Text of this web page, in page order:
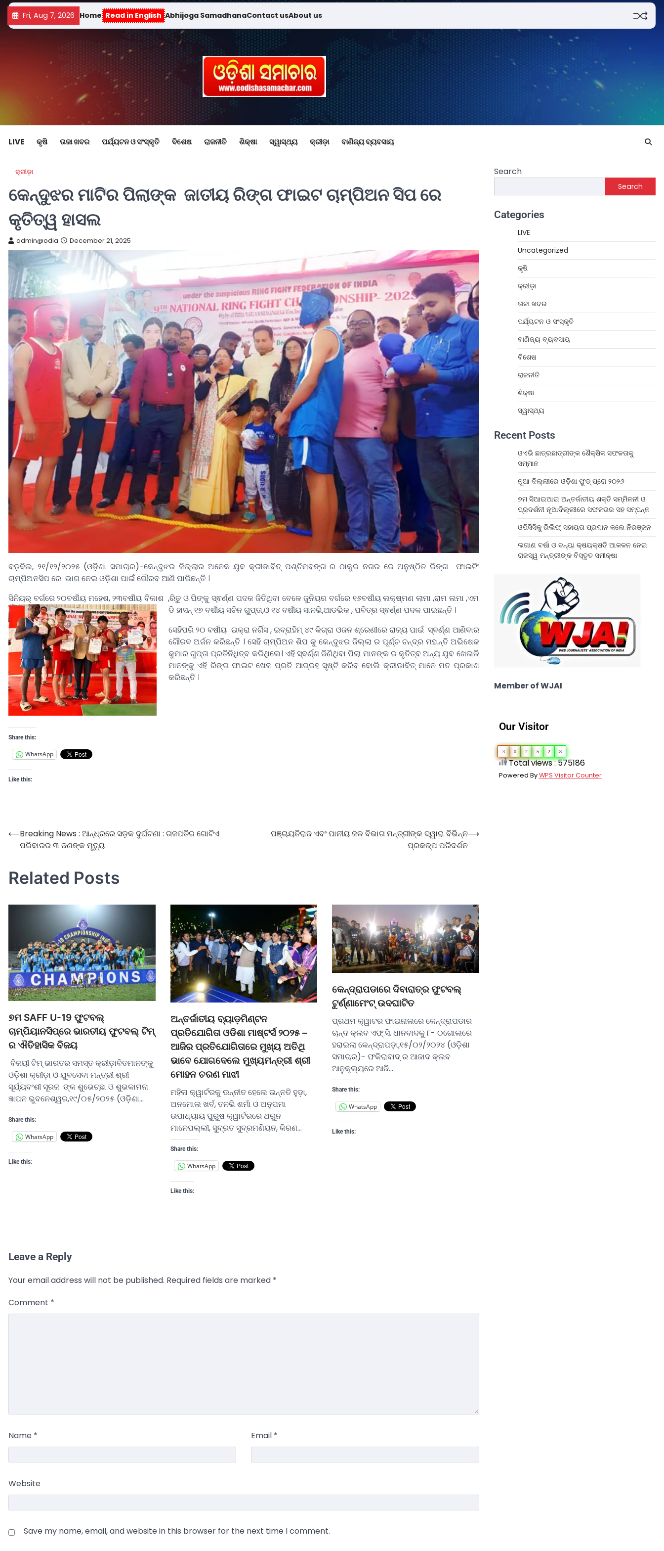
Fri, Aug 7, 2026 Home Read in English Abhijoga SamadhanaContact usAbout us
LIVE କୃଷି ତାଜା ଖବର ପର୍ଯ୍ୟଟନ ଓ ସଂସ୍କୃତି ବିଶେଷ ରାଜନୀତି ଶିକ୍ଷା ସ୍ୱାସ୍ଥ୍ୟ କ୍ରୀଡ଼ା ବାଣିଜ୍ୟ ବ୍ୟବସାୟ
କ୍ରୀଡ଼ା
କେନ୍ଦୁଝର ମାଟିର ପିଲାଙ୍କ ଜାତୀୟ ରିଙ୍ଗ ଫାଇଟ ଚାମ୍ପିଅନ ସିପ ରେ
କୃତିତ୍ୱ ହାସଲ
admin@odia December 21, 2025
ବଡ଼ବିଲ, ୨୧/୧୨/୨୦୨୫ (ଓଡ଼ିଶା ସମାଚାର)-କେନ୍ଦୁଝର ଜିଲ୍ଲାର ଅନେକ ଯୁବ କ୍ରୀଡାବିତ୍ ପଶ୍ଚିମବଙ୍ଗ ର ଠାକୁର ନଗର ରେ ଅନୁଷ୍ଠିତ ରିଙ୍ଗ ଫାଇଟିଂ
ଚାମ୍ପିଅନସିପ ରେ ଭାଗ ନେଇ ଓଡ଼ିଶା ପାଇଁ ଗୌରବ ଆଣି ପାରିଛନ୍ତି ।
ସିନିୟର୍ ବର୍ଗରେ ୨୦ବର୍ଷୀୟ ମହେଶ, ୨୩ବର୍ଷୀୟ ବିକାଶ ,ରିତୁ ଓ ପିଙ୍କୁ ସ୍ଵର୍ଣ୍ଣ ପଦକ ଜିତିଥିବା ବେଳେ ଜୁନିୟର ବର୍ଗରେ ୧୬ବର୍ଷୀୟ ଲକ୍ଷ୍ମଣ ଲାମା ,ରାମ ଲମା ,ଏମ
ଡି ହାସନ୍ ୧୭ ବର୍ଷୀୟ ସଚିନ ଗୁପ୍ତା,ଓ ୧୪ ବର୍ଷୀୟ ସାନଭି,ଆଡଭିକ , ପବିତ୍ର ସ୍ଵର୍ଣ୍ଣ ପଦକ ପାଇଛନ୍ତି ।
ସେହିପରି ୨୦ ବର୍ଷୀୟ ଇକ୍ରା ନର୍ଗିସ , ଇବ୍ରାହିମ୍ ୪୯ କିଗ୍ରା ଓଜନ ଶ୍ରେଣୀରେ ରାଜ୍ୟ ପାଇଁ ସ୍ବର୍ଣ୍ଣ ଆଣିବାର
ଗୌରବ ଅର୍ଜନ କରିଛନ୍ତି । ସେହି ଚାମ୍ପିଅନ ଶିପ କୁ କେନ୍ଦୁଝର ଜିଲ୍ଲା ର ପୂର୍ଣ୍ଚ ଚନ୍ଦ୍ର ମହାନ୍ତି ଅଭିଷେକ
କୁମାର ଗୁପ୍ତା ପ୍ରତିନିଧିତ୍ବ କରିଥିଲେ। ଏହି ସ୍ବର୍ଣ୍ଣ ଜିଣିଥିବା ପିଲା ମାନଙ୍କ ର କୃତିତ୍ବ ଅନ୍ୟ ଯୁବ ଖେଳାଳି
ମାନଙ୍କୁ ଏହି ରିଙ୍ଗ ଫାଇଟ ଖେଳ ପ୍ରତି ଆଗ୍ରହ ସୃଷ୍ଟି କରିବ ବୋଲି କ୍ରୀଡାବିତ୍ ମାନେ ମତ ପ୍ରକାଶ
କରିଛନ୍ତି ।
Share this:
WhatsApp
Like this:
⟵Breaking News : ଆନ୍ଧ୍ରରେ ସଡ଼କ ଦୁର୍ଘଟଣା : ଗଜପତିର ଗୋଟିଏ
ପରିବାରର ୩ ଜଣଙ୍କ ମୃତ୍ୟୁ
ପଞ୍ଚାୟତିରାଜ ଏବଂ ପାନୀୟ ଜଳ ବିଭାଗ ମନ୍ତ୍ରୀଙ୍କ ଦ୍ୱାରା ବିଭିନ୍ନ
ପ୍ରକଳ୍ପ ପରିଦର୍ଶନ
⟶
Related Posts
୭ମ SAFF U-19 ଫୁଟବଲ୍‌
ଚାମ୍ପିୟାନସିପ୍‌ରେ ଭାରତୀୟ ଫୁଟବଲ୍‌ ଟିମ୍‌
ର ଐତିହାସିକ ବିଜୟ
ବିଜୟୀ ଟିମ୍ ଭାରତର ସମସ୍ତ କ୍ରୀଡ଼ାବିତମାନଙ୍କୁ
ଓଡ଼ିଶା କ୍ରୀଡ଼ା ଓ ଯୁବସେବା ମନ୍ତ୍ରୀ ଶ୍ରୀ
ସୂର୍ଯ୍ୟବଂଶୀ ସୂରଜ ଙ୍କ ଶୁଭେଚ୍ଛା ଓ ଶୁଭକାମନା
ଜ୍ଞାପନ ଭୁବନେଶ୍ୱର,୧୯/୦୫/୨୦୨୫ (ଓଡ଼ିଶା…
Share this:
WhatsApp
Like this:
ଅନ୍ତର୍ଜାତୀୟ ବ୍ୟାଡ଼ମିଣ୍ଟନ
ପ୍ରତିଯୋଗିତା ଓଡିଶା ମାଷ୍ଟର୍ସ ୨୦୨୫ –
ଆଜିର ପ୍ରତିଯୋଗିତାରେ ମୁଖ୍ୟ ଅତିଥି
ଭାବେ ଯୋଗଦେଲେ ମୁଖ୍ୟମନ୍ତ୍ରୀ ଶ୍ରୀ
ମୋହନ ଚରଣ ମାଝୀ
ମହିଳା କ୍ୱାର୍ଟରକୁ ଉନ୍ନୀତ ହେଲେ ଉନ୍ନତି ହୁଡ଼ା,
ଅନମୋଲ ଖର୍ବ, ତନଭି ଶର୍ମା ଓ ଅନୁପମା
ଉପାଧ୍ୟାୟ ପୁରୁଷ କ୍ୱାର୍ଟରରେ ଥରୁନ
ମାନେପଲ୍ଲୀ, ସୁବ୍ରତ ସୁବ୍ରମଣିୟନ, କିରଣ…
Share this:
WhatsApp
Like this:
କେନ୍ଦ୍ରାପଡାରେ ଦିବାରାତ୍ର ଫୁଟବଲ୍
ଟୁର୍ଣ୍ଣାମେଂଟ୍ ଉଦଘାଟିତ
ପ୍ରଥମ କ୍ୱାଟର ଫାଇନାଲରେ କେନ୍ଦ୍ରାପଡାର
ଚାନ୍ଦ କ୍ଲବ ଏଫ୍.ସି. ଧାନବାଦକୁ ୮- ୦ଗୋଲରେ
ହରାଇଲା କେନ୍ଦ୍ରାପଡ଼ା,୧୫/୦୨/୨୦୨୪ (ଓଡ଼ିଶା
ସମାଚାର)- ଫକିରାବାଦ୍ ର ଆଜାଦ କ୍ଲବ
ଆନୁକୂଲ୍ୟରେ ଆଜି…
Share this:
WhatsApp
Like this:
Leave a Reply
Your email address will not be published. Required fields are marked *
Comment *
Name * Email *
Website
Save my name, email, and website in this browser for the next time I comment.
Search
Search
Categories
LIVE
Uncategorized
କୃଷି
କ୍ରୀଡ଼ା
ତାଜା ଖବର
ପର୍ଯ୍ୟଟନ ଓ ସଂସ୍କୃତି
ବାଣିଜ୍ୟ ବ୍ୟବସାୟ
ବିଶେଷ
ରାଜନୀତି
ଶିକ୍ଷା
ସ୍ୱାସ୍ଥ୍ୟ
Recent Posts
ଓଏଭି ଛାତ୍ରଛାତ୍ରୀଙ୍କ ଶୈକ୍ଷିକ ସଫଳତାକୁ
ସମ୍ମାନ
ନୂଆ ଦିଲ୍ଲୀରେ ଓଡ଼ିଶା ଫୁଡ୍ ପ୍ରୋ ୨୦୨୬
୭ମ ସିଆଇଆଇ ଅନ୍ତର୍ଜାତୀୟ ଶକ୍ତି ସମ୍ମିଳନୀ ଓ
ପ୍ରଦର୍ଶନୀ ନୂଆଦିଲ୍ଲୀରେ ସଫଳତାର ସହ ସମ୍ପନ୍ନ
ଓପିସିସିକୁ ରିଲିଫ୍ ସହାୟତା ପ୍ରଦାନ କଲେ ନିରଞ୍ଜନ
ଲଗାଣ ବର୍ଷା ଓ ବନ୍ୟା କ୍ଷୟକ୍ଷତି ଆକଳନ ନେଇ
ରାଜସ୍ୱ ମନ୍ତ୍ରୀଙ୍କ ବିସ୍ତୃତ ସମୀକ୍ଷା
Member of WJAI
Our Visitor
3 0 2 5 2 8
Total views : 575186
Powered ByWPS Visitor Counter